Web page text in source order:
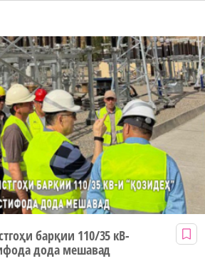
барқии 110/35 кВ-
дода мешавад